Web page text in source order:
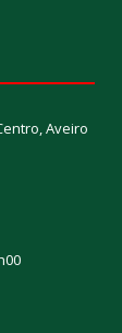
Aveiro